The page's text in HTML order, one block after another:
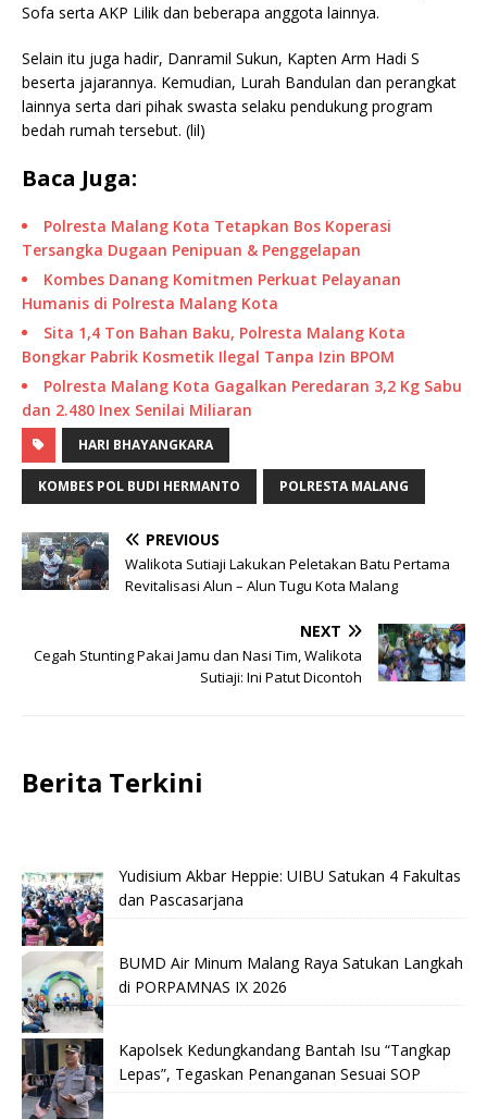
Sofa serta AKP Lilik dan beberapa anggota lainnya.
Selain itu juga hadir, Danramil Sukun, Kapten Arm Hadi S
beserta jajarannya. Kemudian, Lurah Bandulan dan perangkat
lainnya serta dari pihak swasta selaku pendukung program
bedah rumah tersebut. (lil)
Baca Juga:
Polresta Malang Kota Tetapkan Bos Koperasi
Tersangka Dugaan Penipuan & Penggelapan
Kombes Danang Komitmen Perkuat Pelayanan
Humanis di Polresta Malang Kota
Sita 1,4 Ton Bahan Baku, Polresta Malang Kota
Bongkar Pabrik Kosmetik Ilegal Tanpa Izin BPOM
Polresta Malang Kota Gagalkan Peredaran 3,2 Kg Sabu
dan 2.480 Inex Senilai Miliaran
HARI BHAYANGKARA
KOMBES POL BUDI HERMANTO POLRESTA MALANG
PREVIOUS
Walikota Sutiaji Lakukan Peletakan Batu Pertama
Revitalisasi Alun – Alun Tugu Kota Malang
NEXT
Cegah Stunting Pakai Jamu dan Nasi Tim, Walikota
Sutiaji: Ini Patut Dicontoh
Berita Terkini
Yudisium Akbar Heppie: UIBU Satukan 4 Fakultas
dan Pascasarjana
BUMD Air Minum Malang Raya Satukan Langkah
di PORPAMNAS IX 2026
Kapolsek Kedungkandang Bantah Isu “Tangkap
Lepas”, Tegaskan Penanganan Sesuai SOP